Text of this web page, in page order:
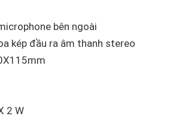
bên ngoài
kép đầu ra âm thanh stereo
2 W